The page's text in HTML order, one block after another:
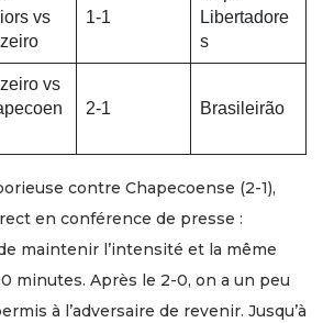
vs
1-1
Libertadore
s
vs
2-1 Brasileirão
contre Chapecoense (2-1),
en conférence de presse :
maintenir l’intensité et la même
minutes. Après le 2-0, on a un peu
à l’adversaire de revenir. Jusqu’à